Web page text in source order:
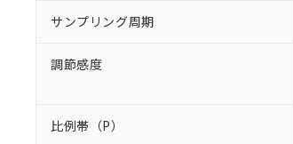
サンプリング周期
調節感度
比例帯（P）